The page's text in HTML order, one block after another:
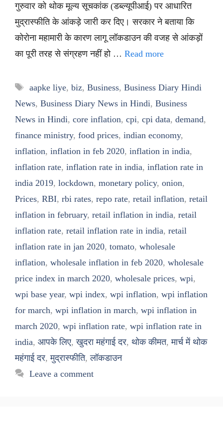
गुरुवार को थोक मूल्य सूचकांक (डब्ल्यूपीआई) पर आधारित
मुद्रास्फीति के आंकड़े जारी कर दिए। सरकार ने बताया कि
कोरोना महामारी के कारण लागू लॉकडाउन की वजह से आंकड़ों
का पूरी तरह से संग्रहण नहीं हो … Read more
Tags
aapke liye, biz, Business, Business Diary Hindi
News, Business Diary News in Hindi, Business
News in Hindi, core inflation, cpi, cpi data, demand,
finance ministry, food prices, indian economy,
inflation, inflation in feb 2020, inflation in india,
inflation rate, inflation rate in india, inflation rate in
india 2019, lockdown, monetary policy, onion,
Prices, RBI, rbi rates, repo rate, retail inflation, retail
inflation in february, retail inflation in india, retail
inflation rate, retail inflation rate in india, retail
inflation rate in jan 2020, tomato, wholesale
inflation, wholesale inflation in feb 2020, wholesale
price index in march 2020, wholesale prices, wpi,
wpi base year, wpi index, wpi inflation, wpi inflation
for march, wpi inflation in march, wpi inflation in
march 2020, wpi inflation rate, wpi inflation rate in
india, आपके लिए,खुदरा महंगाई दर, थोक कीमत,मार्च में थोक
महंगाई दर,मुद्रास्फीति,लॉकडाउन
Leave a comment